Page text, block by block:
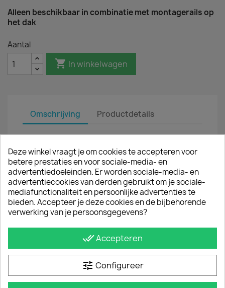
Alleen beschikbaar in combinatie met montagerails op
het dak
Aantal
 In winkelwagen
Omschrijving Productdetails
toepasbaar. Ideaal voor vervoer van lange
materialen op het dak van de Volkswagen Crafter.
De Q-Top aluminium dakdragers zijn geheel
onderhoudsvrij. Verder zijn de allesdragers net zo
sterk als de stalen varianten. De dakstaven geven
een sportieve look en zijn een stijlvol alternatief
voor een imperiaal. De set wordt geleverd
inclusief montagehandleiding en
montagematerialen.
De dakdragers...
zijn gemakkelijk te monteren op de originele
montagegaten in het dak
Deze winkel vraagt je om cookies te accepteren voor
betere prestaties en voor sociale-media- en
advertentiedoeleinden. Er worden sociale-media- en
advertentiecookies van derden gebruikt om je sociale-
mediafunctionaliteit en persoonlijke advertenties te
bieden. Accepteer je deze cookies en de bijbehorende
verwerking van je persoonsgegevens?
done_allAccepteren
tune Configureer